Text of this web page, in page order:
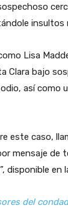
insultos
Lisa
Clara bajo
así como
este caso,
mensaje
disponible en
del